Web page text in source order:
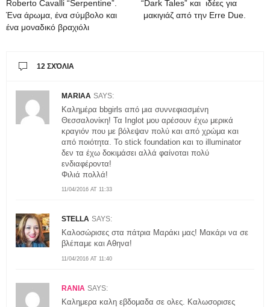
Roberto Cavalli “Serpentine”.
Ένα άρωμα, ένα σύμβολο και
ένα μοναδικό βραχιόλι
“Dark Tales” και ιδέες για
μακιγιάζ από την Erre Due.
12 ΣΧΌΛΙΑ
MARIAA SAYS:
11/04/2016 AT 11:33
Καλημέρα bbgirls από μια συννεφιασμένη
Θεσσαλονίκη! Τα Inglot μου αρέσουν έχω μερικά
κραγιόν που με βόλεψαν πολύ και από χρώμα και
από ποιότητα. Το stick foundation και το illuminator
δεν τα έχω δοκιμάσει αλλά φαίνοται πολύ
ενδιαφέροντα!
Φιλιά πολλά!
STELLA SAYS:
11/04/2016 AT 11:40
Καλοσώρισες στα πάτρια Μαράκι μας! Μακάρι να σε
βλέπαμε και Αθηνα!
RANIA SAYS:
Καλημερα καλη εβδομαδα σε ολες. Καλωσορισες